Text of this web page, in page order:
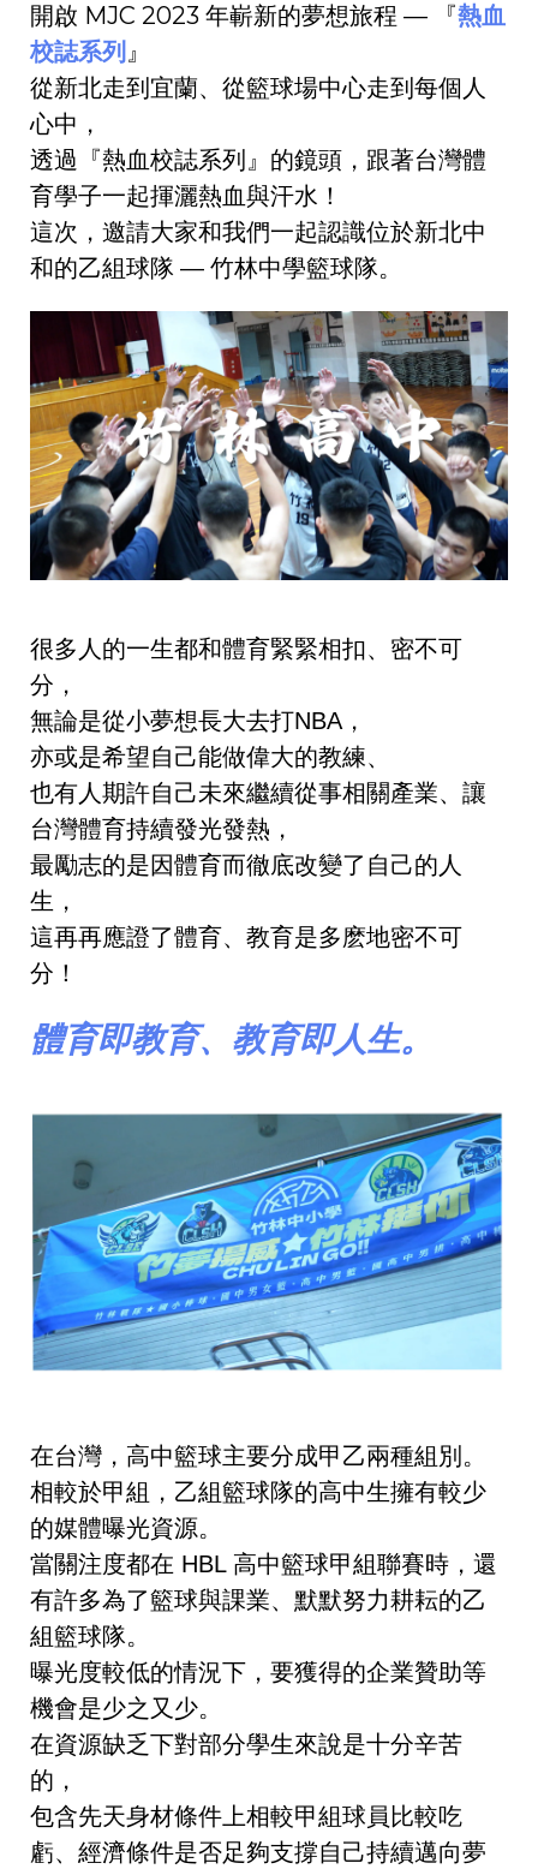
開啟 MJC 2023 年嶄新的夢想旅程 — 『熱血
校誌系列 』
從新北走到宜蘭、從籃球場中心走到每個人
心中，
透過『熱血校誌系列』的鏡頭，跟著台灣體
育學子一起揮灑熱血與汗水！
這次，邀請大家和我們一起認識位於新北中
和的乙組球隊 — 竹林中學籃球隊。
很多人的一生都和體育緊緊相扣、密不可
分，
無論是從小夢想長大去打NBA，
亦或是希望自己能做偉大的教練、
也有人期許自己未來繼續從事相關產業、讓
台灣體育持續發光發熱，
最勵志的是因體育而徹底改變了自己的人
生，
這再再應證了體育、教育是多麽地密不可
分！
體育即教育、教育即人生。
在台灣， 高中籃球主要分成甲乙兩種組別。
相較於甲組，乙組籃球隊的高中生擁有較少
的媒體曝光資源。
當關注度都在 HBL 高中籃球甲組聯賽時，還
有許多為了籃球與課業、默默努力耕耘的乙
組籃球隊。
曝光度較低的情況下， 要獲得的企業贊助等
機會是少之又少。
在資源缺乏下對部分學生來說是十分辛苦
的，
包含先天身材條件上相較甲組球員比較吃
虧、經濟條件是否足夠支撐自己持續邁向夢